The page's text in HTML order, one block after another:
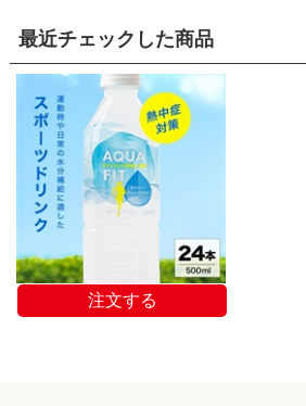
最近チェックした商品